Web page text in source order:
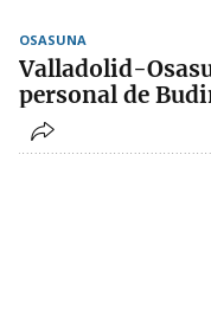
OSASUNA
Valladolid-
personal de